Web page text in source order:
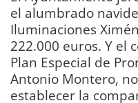
el alumbrado
Iluminaciones
222.000 euros. Y el
Plan Especial de
Antonio Montero,
establecer la